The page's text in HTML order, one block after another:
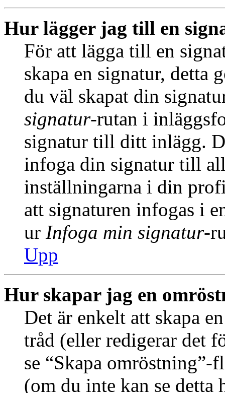
Hur lägger jag till en
För att lägga till en
skapa en signatur,
du väl skapat din
signatur-rutan i
signatur till ditt inlägg.
infoga din signatur till
inställningarna i din
att signaturen infogas i
ur Infoga min signatur-
Upp
Hur skapar jag en
Det är enkelt att skapa
tråd (eller redigerar det
se “Skapa
(om du inte kan se detta